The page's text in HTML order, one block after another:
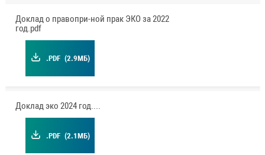
Доклад о правопри-ной прак ЭКО за 2022
год.pdf
.PDF (2.9МБ)
Доклад эко 2024 год.pdf
.PDF (2.1МБ)